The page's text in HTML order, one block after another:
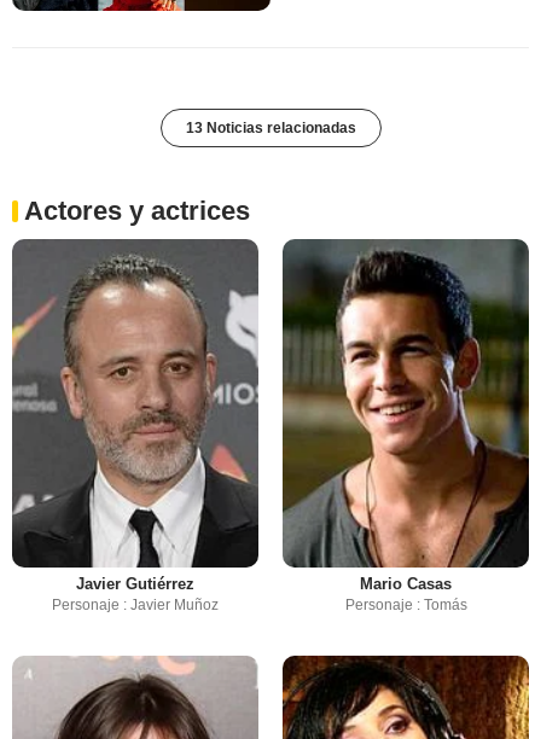
13 Noticias relacionadas
Actores y actrices
Javier Gutiérrez
Personaje : Javier Muñoz
Mario Casas
Personaje : Tomás